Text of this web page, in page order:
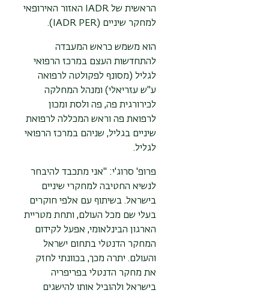
הראשית של IADR האזור האירופאי
למחקר שיניים (IADR PER).
הוא משמש כראש המעבדה
להתחדשות העצם במרכז הרפואי
לגליל (מסונף לפקולטה לרפואה
ע"ש עזריאלי) ומנהל המחלקה
לכירורגית פה, פה ולסת ומכון
לרפואת פה וראש המכללה לרפואת
שיניים בגליל, שניהם במרכז הרפואי
לגליל.
פרופ' סרוג'י: "אני מתכבד להיבחר
לנשיא החטיבה למחקרי שיניים
בישראל. בשיתוף עם אלפי חוקרים
בעלי שם מכל העולם, ותחת מטריית
הארגון הבינלאומי, אפעל לקידום
המחקר הדנטלי בתחום ישראל
והעולם. יתרה מכך, בכוונתי לחזק
את מחקר הדנטלי בפריפריה
בישראל ולהוביל אותו להישגים